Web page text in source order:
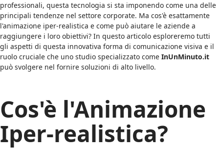
professionali, questa tecnologia si sta imponendo come una delle
principali tendenze nel settore corporate. Ma cos'è esattamente
l'animazione iper-realistica e come può aiutare le aziende a
raggiungere i loro obiettivi? In questo articolo esploreremo tutti
gli aspetti di questa innovativa forma di comunicazione visiva e il
ruolo cruciale che uno studio specializzato come InUnMinuto.it
può svolgere nel fornire soluzioni di alto livello.
Cos'è l'Animazione
Iper-realistica?